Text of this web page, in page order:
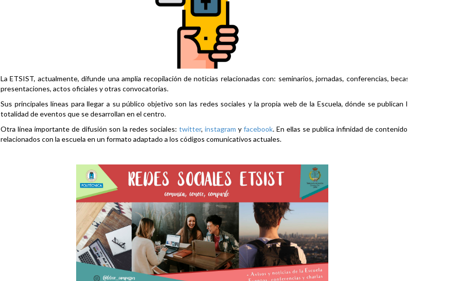
La ETSIST, actualmente, difunde una amplia recopilación de noticias relacionadas con: seminarios, jornadas, conferencias, becas,
presentaciones, actos oficiales y otras convocatorias.
Sus principales líneas para llegar a su público objetivo son las redes sociales y la propia web de la Escuela, dónde se publican la
totalidad de eventos que se desarrollan en el centro.
Otra línea importante de difusión son la redes sociales: twitter, instagram y facebook. En ellas se publica infinidad de contenidos
relacionados con la escuela en un formato adaptado a los códigos comunicativos actuales.